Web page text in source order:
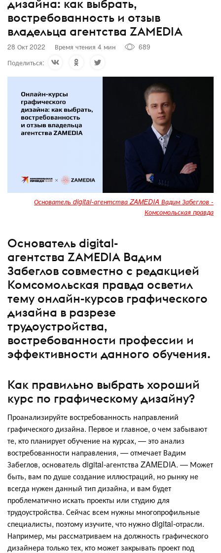
дизайна: как выбрать,
востребованность и отзыв
владельца агентства ZAMEDIA
28 Окт 2022 Время чтения 4 мин
689
Поделиться:
Основатель digital-агентства ZAMEDIA Вадим Забеглов -
Комсомольская правда
Основатель digital-
агентства ZAMEDIA Вадим
Забеглов совместно с редакцией
Комсомольская правда осветил
тему онлайн-курсов графического
дизайна в разрезе
трудоустройства,
востребованности профессии и
эффективности данного обучения.
Как правильно выбрать хороший
курс по графическому дизайну?
Проанализируйте востребованность направлений
графического дизайна. Первое и главное, о чем забывают
те, кто планирует обучение на курсах, — это анализ
востребованности направления, — отмечает Вадим
Забеглов, основатель digital-агентства ZAMEDIA. — Может
быть, вам по душе создание иллюстраций, но рынку не
всегда нужен данный тип дизайна, и вам будет
проблематично искать проекты или студию для
трудоустройства. Сейчас всем нужны многопрофильные
специалисты, поэтому изучите, что нужно digital-отрасли.
Например, мы рассматриваем на должность графического
дизайнера только тех, кто может закрывать проект под